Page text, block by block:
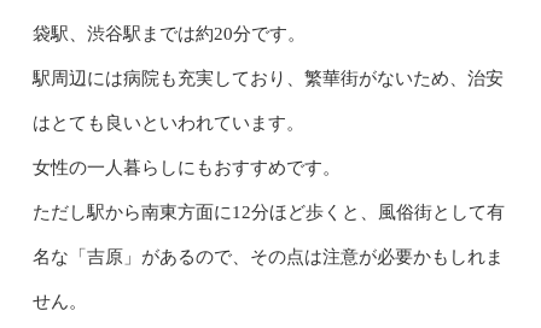
袋駅、渋谷駅までは約20分です。
駅周辺には病院も充実しており、繁華街がないため、治安
はとても良いといわれています。
女性の一人暮らしにもおすすめです。
ただし駅から南東方面に12分ほど歩くと、風俗街として有
名な「吉原」があるので、その点は注意が必要かもしれま
せん。